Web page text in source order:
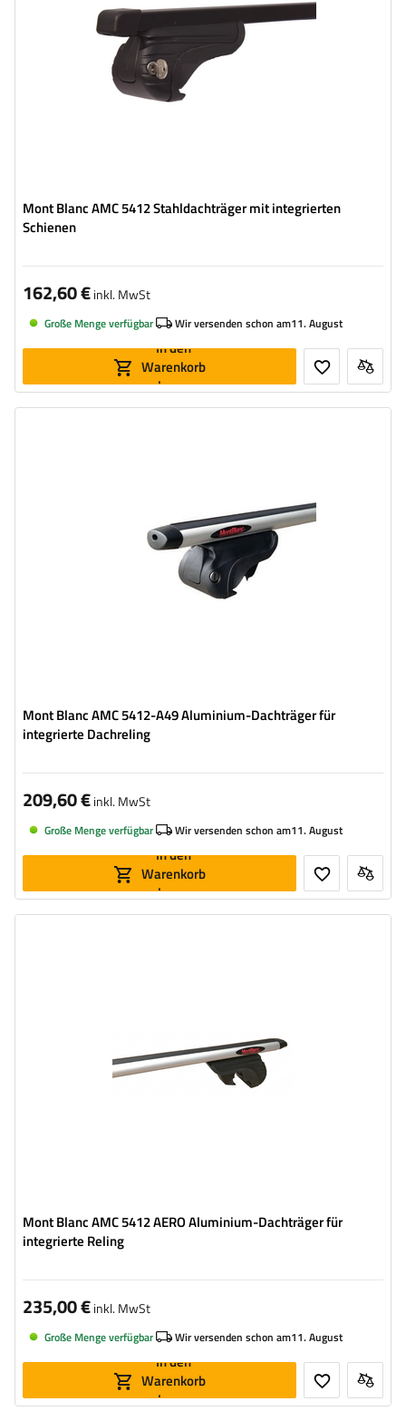
Mont Blanc AMC 5412 Stahldachträger mit integrierten
Schienen
162,60 €inkl. MwSt
Große Menge verfügbar Wir versenden schon am11. August
In den
Warenkorb
legen
Mont Blanc AMC 5412-A49 Aluminium-Dachträger für
integrierte Dachreling
209,60 €inkl. MwSt
Große Menge verfügbar Wir versenden schon am11. August
In den
Warenkorb
legen
Mont Blanc AMC 5412 AERO Aluminium-Dachträger für
integrierte Reling
235,00 €inkl. MwSt
Große Menge verfügbar Wir versenden schon am11. August
In den
Warenkorb
legen